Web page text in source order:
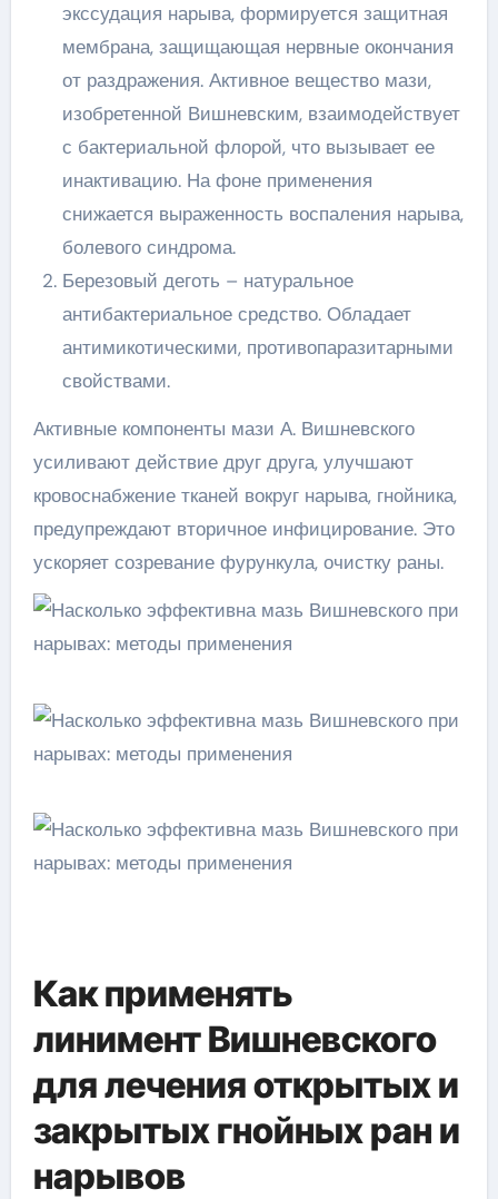
экссудация нарыва, формируется защитная
мембрана, защищающая нервные окончания
от раздражения. Активное вещество мази,
изобретенной Вишневским, взаимодействует
с бактериальной флорой, что вызывает ее
инактивацию. На фоне применения
снижается выраженность воспаления нарыва,
болевого синдрома.
Березовый деготь – натуральное
антибактериальное средство. Обладает
антимикотическими, противопаразитарными
свойствами.
Активные компоненты мази А. Вишневского
усиливают действие друг друга, улучшают
кровоснабжение тканей вокруг нарыва, гнойника,
предупреждают вторичное инфицирование. Это
ускоряет созревание фурункула, очистку раны.
Как применять
линимент Вишневского
для лечения открытых и
закрытых гнойных ран и
нарывов